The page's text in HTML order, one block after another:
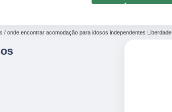
onde encontrar acomodação para idosos independentes Liberdade